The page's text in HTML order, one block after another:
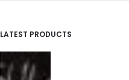
LATEST PRODUCTS